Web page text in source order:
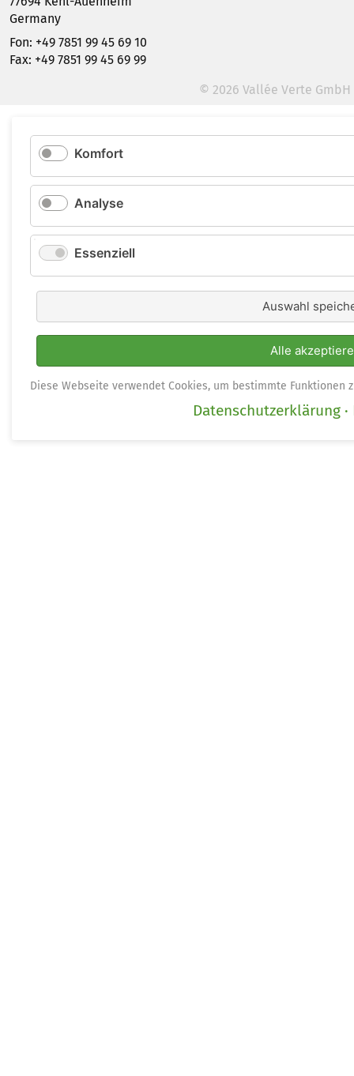
Germany
Fon: +49 7851 99 45 69 10
Fax: +49 7851 99 45 69 99
© 2026 Vallée Verte GmbH
Komfort
Analyse
Essenziell
Auswahl
Alle
Diese Webseite verwendet Cookies, um bestimmte Funktionen
Datenschutzerklärung